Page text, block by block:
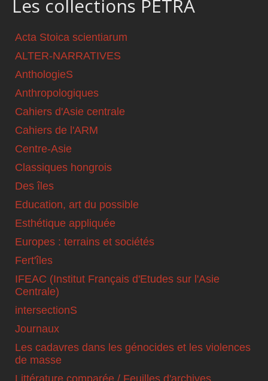
Les collections PETRA
Acta Stoica scientiarum
ALTER-NARRATIVES
AnthologieS
Anthropologiques
Cahiers d'Asie centrale
Cahiers de l'ARM
Centre-Asie
Classiques hongrois
Des îles
Education, art du possible
Esthétique appliquée
Europes : terrains et sociétés
Fert'îles
IFEAC (Institut Français d'Etudes sur l'Asie
Centrale)
intersectionS
Journaux
Les cadavres dans les génocides et les violences
de masse
Littérature comparée / Feuilles d'archives